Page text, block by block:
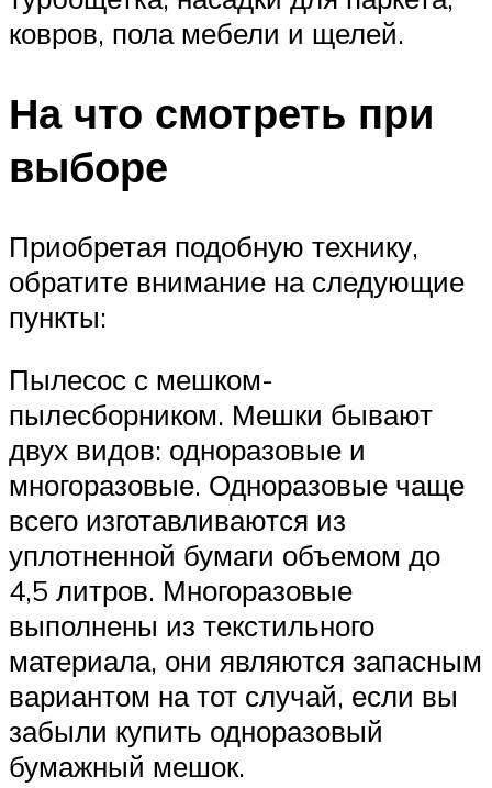
ковров, пола мебели и щелей.
На что смотреть при
выборе
Приобретая подобную технику,
обратите внимание на следующие
пункты:
Пылесос с мешком-
пылесборником. Мешки бывают
двух видов: одноразовые и
многоразовые. Одноразовые чаще
всего изготавливаются из
уплотненной бумаги объемом до
4,5 литров. Многоразовые
выполнены из текстильного
материала, они являются запасным
вариантом на тот случай, если вы
забыли купить одноразовый
бумажный мешок.